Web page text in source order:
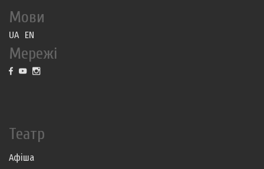
Мови
UA EN
Мережі
Театр
Афіша